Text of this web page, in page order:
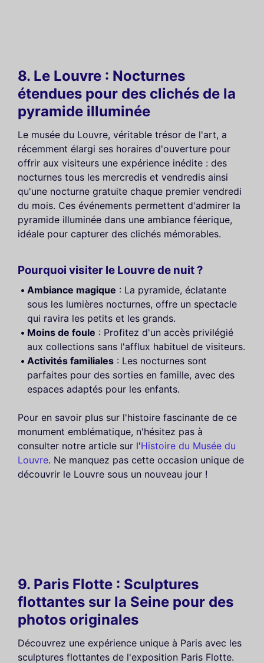
8. Le Louvre : Nocturnes
étendues pour des clichés de la
pyramide illuminée
Le musée du Louvre, véritable trésor de l'art, a
récemment élargi ses horaires d'ouverture pour
offrir aux visiteurs une expérience inédite : des
nocturnes tous les mercredis et vendredis ainsi
qu'une nocturne gratuite chaque premier vendredi
du mois. Ces événements permettent d'admirer la
pyramide illuminée dans une ambiance féerique,
idéale pour capturer des clichés mémorables.
Pourquoi visiter le Louvre de nuit ?
Ambiance magique : La pyramide, éclatante
sous les lumières nocturnes, offre un spectacle
qui ravira les petits et les grands.
Moins de foule : Profitez d'un accès privilégié
aux collections sans l'afflux habituel de visiteurs.
Activités familiales : Les nocturnes sont
parfaites pour des sorties en famille, avec des
espaces adaptés pour les enfants.
Pour en savoir plus sur l'histoire fascinante de ce
monument emblématique, n'hésitez pas à
consulter notre article sur l'Histoire du Musée du
Louvre. Ne manquez pas cette occasion unique de
découvrir le Louvre sous un nouveau jour !
9. Paris Flotte : Sculptures
flottantes sur la Seine pour des
photos originales
Découvrez une expérience unique à Paris avec les
sculptures flottantes de l'exposition Paris Flotte.